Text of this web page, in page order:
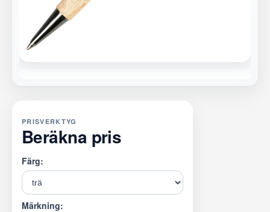
PRISVERKTYG
Beräkna pris
Färg:
Märkning: